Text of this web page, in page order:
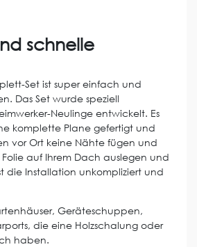
schnelle
Set ist super einfach und
Das Set wurde speziell
Neulinge entwickelt. Es
komplette Plane gefertigt und
vor Ort keine Nähte fügen und
auf Ihrem Dach auslegen und
die Installation unkompliziert und
Geräteschuppen,
die eine Holzschalung oder
haben.